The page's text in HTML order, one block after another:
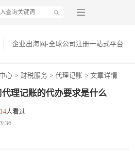
企业出海网-全球公司注册一站式平台
心 > 财税服务 > 代理记账 > 文章详情
理记账的代办要求是什么
人看过